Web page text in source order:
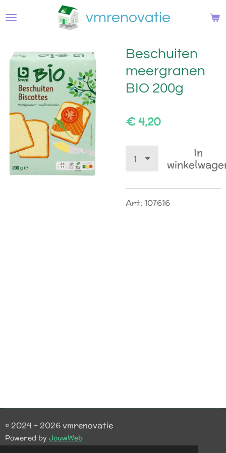
direct
hoofdinhoud
vmrenovatie
Beschuiten
meergranen
BIO 200g
€ 4,20
In
Art: 107616
© 2024 - 2026 vmrenovatie
Powered by JouwWeb